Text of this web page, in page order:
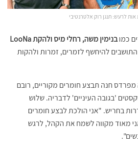
לרעש: תנגן רוק אלטרנטיבי
כמובנימין משה, רחלי מיס ולהקת LooNa
התושבים להיחשף לזמרים, זמרות ולהקות
מפרדס חנה תבצע חומרים מקוריים, רובם
'בגובה העיניים' לדבריה. שלוש
בחריש. "אני הולכת לבצע חומרים
מאוד מקווה לשמח את הקהל, לרגש